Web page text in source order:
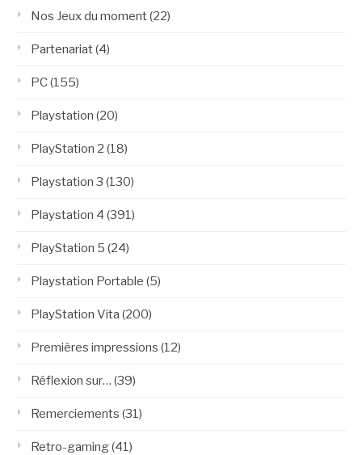
Nos Jeux du moment(22)
Partenariat(4)
PC(155)
Playstation (20)
PlayStation 2 (18)
Playstation 3 (130)
Playstation 4 (391)
PlayStation 5 (24)
Playstation Portable (5)
PlayStation Vita (200)
Premières impressions (12)
Réflexion sur… (39)
Remerciements (31)
Retro-gaming(41)